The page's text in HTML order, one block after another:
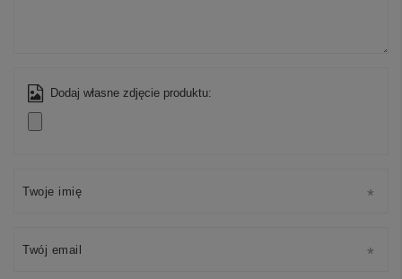
Dodaj własne zdjęcie produktu:
Twoje imię
Twój email